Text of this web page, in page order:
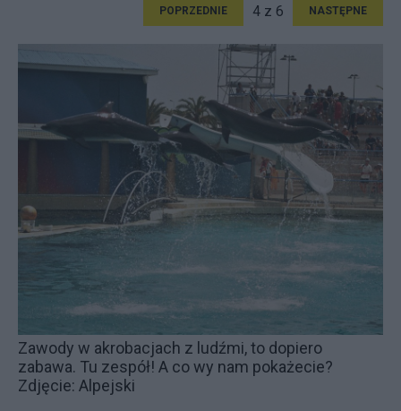
POPRZEDNIE 4 z 6 NASTĘPNE
Zawody w akrobacjach z ludźmi, to dopiero
zabawa. Tu zespół! A co wy nam pokażecie?
Zdjęcie: Alpejski